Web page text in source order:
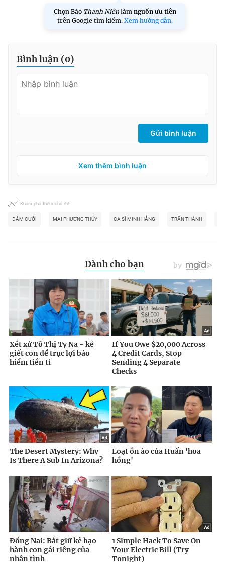
Chọn Báo Thanh Niên làm nguồn ưu tiên
trên Google tìm kiếm. Xem hướng dẫn.
Bình luận (0)
Gửi bình luận
Xem thêm bình luận
Khám phá thêm chủ đề
ĐÁM CƯỚI MAI PHƯƠNG THÚY CA SĨ MINH HẰNG TRẤN THÀNH